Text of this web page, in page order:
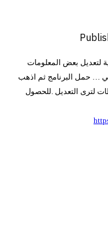
لتعديل بعض المعلومات
… حمل البرنامج ثم اذهب
لترى التعديل . للحصول